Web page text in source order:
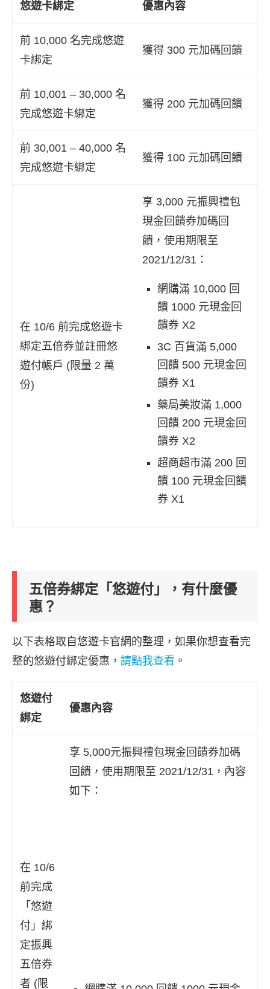
悠遊卡綁定 優惠內容
前 10,000 名完成悠遊
卡綁定
獲得 300 元加碼回饋
前 10,001 – 30,000 名
完成悠遊卡綁定
獲得 200 元加碼回饋
前 30,001 – 40,000 名
完成悠遊卡綁定
獲得 100 元加碼回饋
在 10/6 前完成悠遊卡
綁定五倍券並註冊悠
遊付帳戶 (限量 2 萬
份)
享 3,000 元振興禮包
現金回饋券加碼回
饋，使用期限至
2021/12/31：
網購滿 10,000 回
饋 1000 元現金回
饋券 X2
3C 百貨滿 5,000
回饋 500 元現金回
饋券 X1
藥局美妝滿 1,000
回饋 200 元現金回
饋券 X2
超商超市滿 200 回
饋 100 元現金回饋
券 X1
五倍券綁定「悠遊付」，有什麼優
惠？
以下表格取自悠遊卡官網的整理，如果你想查看完
整的悠遊付綁定優惠， 請點我查看 。
悠遊付
綁定
優惠內容
在 10/6
前完成
「悠遊
付」綁
定振興
五倍券
者 (限
享 5,000元振興禮包現金回饋券加碼
回饋，使用期限至 2021/12/31，內容
如下：